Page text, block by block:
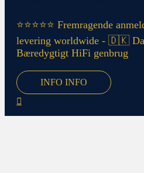
⭐⭐⭐⭐⭐ Fremragende
levering worldwide - 🇩🇰
Bæredygtigt HiFi genbrug
INFO INFO